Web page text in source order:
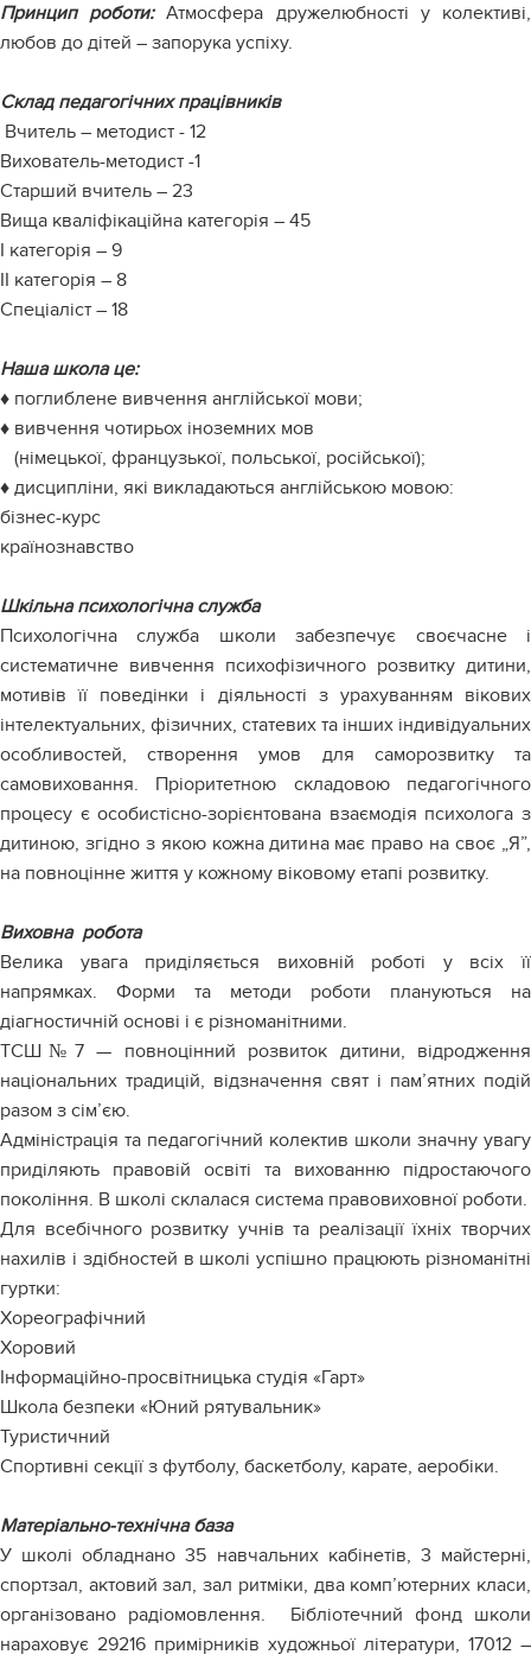
Принцип роботи:Атмосфера дружелюбності у колективі,
любов до дітей – запорука успіху.
Склад педагогічних працівників
Вчитель – методист - 12
Вихователь-методист -1
Старший вчитель – 23
Вища кваліфікаційна категорія – 45
І категорія – 9
ІІ категорія – 8
Спеціаліст – 18
Наша школа це:
♦ поглиблене вивчення англійської мови;
♦ вивчення чотирьох іноземних мов
(німецької, французької, польської, російської);
♦ дисципліни, які викладаються англійською мовою:
бізнес-курс
країнознавство
Шкільна психологічна служба
Психологічна служба школи забезпечує своєчасне і
систематичне вивчення психофізичного розвитку дитини,
мотивів її поведінки і діяльності з урахуванням вікових
інтелектуальних, фізичних, статевих та інших індивідуальних
особливостей, створення умов для саморозвитку та
самовиховання. Пріоритетною складовою педагогічного
процесу є особистісно-зорієнтована взаємодія психолога з
дитиною, згідно з якою кожна дитина має право на своє „Я”,
на повноцінне життя у кожному віковому етапі розвитку.
Виховна робота
Велика увага приділяється виховній роботі у всіх її
напрямках. Форми та методи роботи плануються на
діагностичній основі і є різноманітними.
ТСШ№7 — повноцінний розвиток дитини, відродження
національних традицій, відзначення свят і пам’ятних подій
разом з сім’єю.
Адміністрація та педагогічний колектив школи значну увагу
приділяють правовій освіті та вихованню підростаючого
покоління. В школі склалася система правовиховної роботи.
Для всебічного розвитку учнів та реалізації їхніх творчих
нахилів і здібностей в школі успішно працюють різноманітні
гуртки:
Хореографічний
Хоровий
Інформаційно-просвітницька студія «Гарт»
Школа безпеки «Юний рятувальник»
Туристичний
Спортивні секції з футболу, баскетболу, карате, аеробіки.
Матеріально-технічна база
У школі обладнано 35 навчальних кабінетів, 3 майстерні,
спортзал, актовий зал, зал ритміки, два комп’ютерних класи,
організовано радіомовлення. Бібліотечний фонд школи
нараховує 29216 примірників художньої літератури, 17012 –